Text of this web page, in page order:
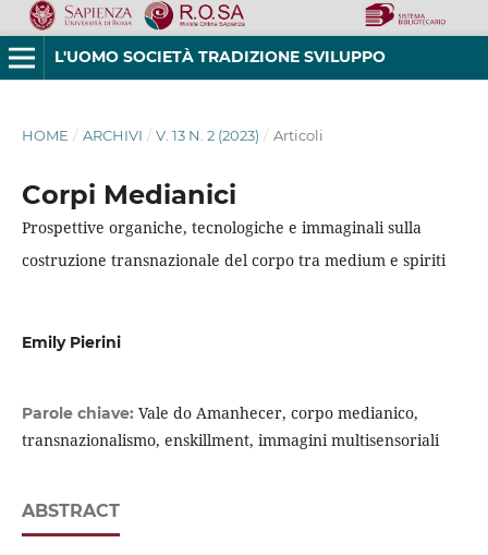
L'UOMO SOCIETÀ TRADIZIONE SVILUPPO
HOME / ARCHIVI / V. 13 N. 2 (2023) / Articoli
Corpi Medianici
Prospettive organiche, tecnologiche e immaginali sulla
costruzione transnazionale del corpo tra medium e spiriti
Emily Pierini
Parole chiave: Vale do Amanhecer, corpo medianico,
transnazionalismo, enskillment, immagini multisensoriali
ABSTRACT